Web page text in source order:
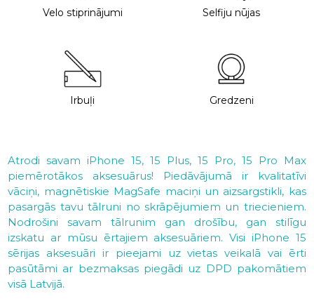
Velo stiprinājumi Selfiju nūjas
Irbuļi Gredzeni
Atrodi savam iPhone 15, 15 Plus, 15 Pro, 15 Pro Max
piemērotākos aksesuārus! Piedāvājumā ir kvalitatīvi
vāciņi, magnētiskie MagSafe maciņi un aizsargstikli, kas
pasargās tavu tālruni no skrāpējumiem un triecieniem.
Nodrošini savam tālrunim gan drošību, gan stilīgu
izskatu ar mūsu ērtajiem aksesuāriem. Visi iPhone 15
sērijas aksesuāri ir pieejami uz vietas veikalā vai ērti
pasūtāmi ar bezmaksas piegādi uz DPD pakomātiem
visā Latvijā.